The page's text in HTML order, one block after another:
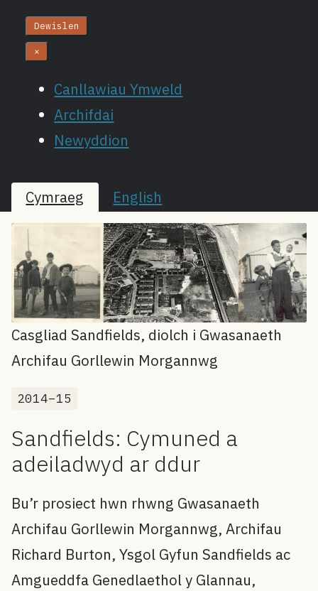
Dewislen
×
Canllawiau Ymweld
Archifdai
Newyddion
Cymraeg English
Casgliad Sandfields, diolch i Gwasanaeth
Archifau Gorllewin Morgannwg
2014–15
Sandfields: Cymuned a
adeiladwyd ar ddur
Bu’r prosiect hwn rhwng Gwasanaeth
Archifau Gorllewin Morgannwg, Archifau
Richard Burton, Ysgol Gyfun Sandfields ac
Amgueddfa Genedlaethol y Glannau,